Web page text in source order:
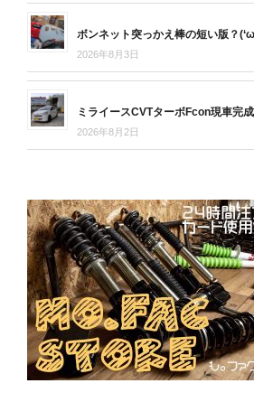
ボンネット突っかえ棒の短い版？
2026年8月3日
ミライースCVTターボFcon現車完成
2026年8月2日